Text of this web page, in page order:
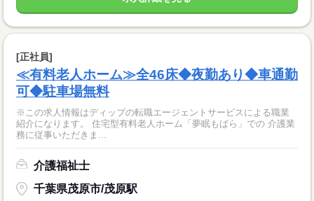
[正社員]
≪有料老人ホーム≫全46床◆夜勤あり◆車通勤
可◆駐車場無料
※この求人情報はディップの転職エージェントサービスによる職業
紹介になります。 住宅型有料老人ホーム「夢眠もばら」での 介護業
務に従事いただきま...
介護福祉士
千葉県茂原市/茂原駅